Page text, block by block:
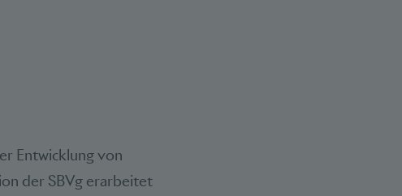
Entwicklung von
der SBVg erarbeitet